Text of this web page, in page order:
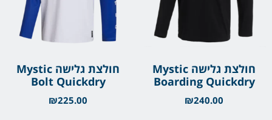
חולצת גלישה Mystic
Boarding Quickdry
₪240.00
חולצת גלישה Mystic
Bolt Quickdry
₪225.00